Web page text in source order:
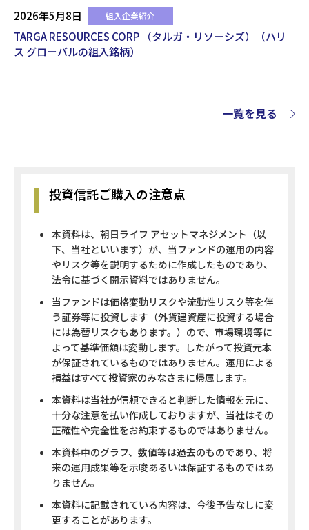
2026年5月8日 組入企業紹介
TARGA RESOURCES CORP （タルガ・リソーシズ）（ハリ
ス グローバルの組入銘柄）
一覧を見る
投資信託ご購入の注意点
本資料は、朝日ライフ アセットマネジメント（以
下、当社といいます）が、当ファンドの運用の内容
やリスク等を説明するために作成したものであり、
法令に基づく開示資料ではありません。
当ファンドは価格変動リスクや流動性リスク等を伴
う証券等に投資します（外貨建資産に投資する場合
には為替リスクもあります。）ので、市場環境等に
よって基準価額は変動します。したがって投資元本
が保証されているものではありません。運用による
損益はすべて投資家のみなさまに帰属します。
本資料は当社が信頼できると判断した情報を元に、
十分な注意を払い作成しておりますが、当社はその
正確性や完全性をお約束するものではありません。
本資料中のグラフ、数値等は過去のものであり、将
来の運用成果等を示唆あるいは保証するものではあ
りません。
本資料に記載されている内容は、今後予告なしに変
更することがあります。